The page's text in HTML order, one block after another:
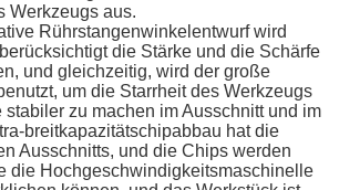
Werkzeugs aus.
Rührstangenwinkelentwurf wird
die Stärke und die Schärfe
und gleichzeitig, wird der große
um die Starrheit des Werkzeugs
stabiler zu machen im Ausschnitt und im
breitkapazitätschipabbau hat die
Ausschnitts, und die Chips werden
die Hochgeschwindigkeitsmaschinelle